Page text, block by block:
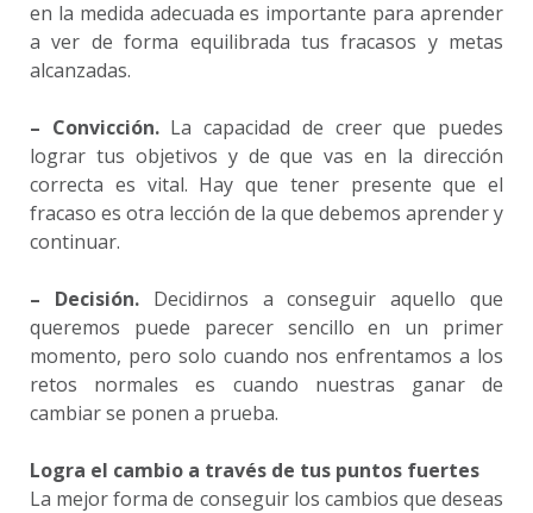
en la medida adecuada es importante para aprender
a ver de forma equilibrada tus fracasos y metas
alcanzadas.
– Convicción.La capacidad de creer que puedes
lograr tus objetivos y de que vas en la dirección
correcta es vital. Hay que tener presente que el
fracaso es otra lección de la que debemos aprender y
continuar.
– Decisión.Decidirnos a conseguir aquello que
queremos puede parecer sencillo en un primer
momento, pero solo cuando nos enfrentamos a los
retos normales es cuando nuestras ganar de
cambiar se ponen a prueba.
Logra el cambio a través de tus puntos fuertes
La mejor forma de conseguir los cambios que deseas